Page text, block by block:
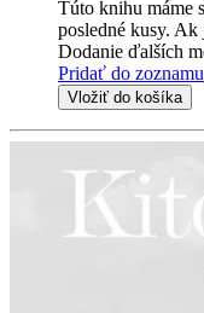
Túto knihu máme
posledné kusy.
Dodanie ďalších
Pridať do zoznamu
Vložiť do košíka